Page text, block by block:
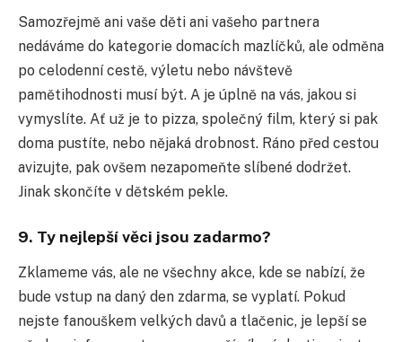
Samozřejmě ani vaše děti ani vašeho partnera
nedáváme do kategorie domacích mazlíčků, ale odměna
po celodenní cestě, výletu nebo návštevě
pamětihodnosti musí být. A je úplně na vás, jakou si
vymyslíte. Ať už je to pizza, společný film, který si pak
doma pustíte, nebo nějaká drobnost. Ráno před cestou
avizujte, pak ovšem nezapomeňte slíbené dodržet.
Jinak skončíte v dětském pekle.
9. Ty nejlepší věci jsou zadarmo?
Zklameme vás, ale ne všechny akce, kde se nabízí, že
bude vstup na daný den zdarma, se vyplatí. Pokud
nejste fanouškem velkých davů a tlačenic, je lepší se